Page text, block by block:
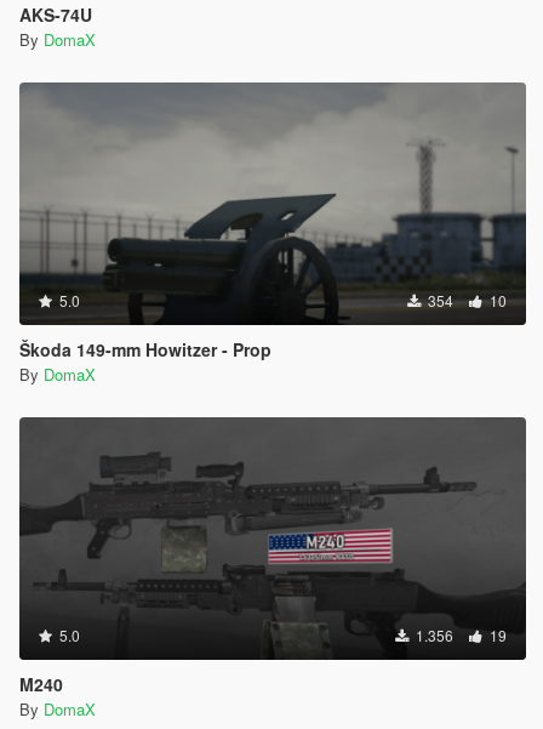
AKS-74U
By DomaX
5.0 354 10
Škoda 149-mm Howitzer - Prop
By DomaX
5.0 1.356 19
M240
By DomaX